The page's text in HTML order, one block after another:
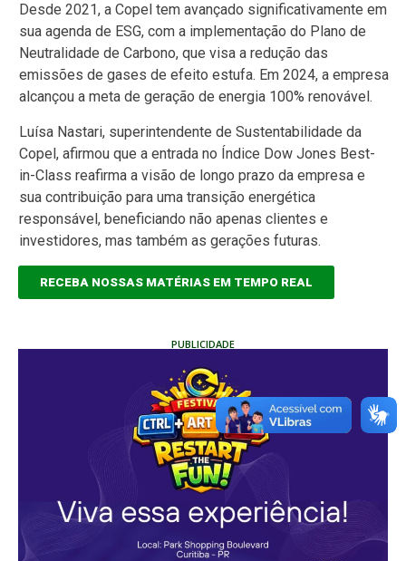
Desde 2021, a Copel tem avançado significativamente em
sua agenda de ESG, com a implementação do Plano de
Neutralidade de Carbono, que visa a redução das
emissões de gases de efeito estufa. Em 2024, a empresa
alcançou a meta de geração de energia 100% renovável.
Luísa Nastari, superintendente de Sustentabilidade da
Copel, afirmou que a entrada no Índice Dow Jones Best-
in-Class reafirma a visão de longo prazo da empresa e
sua contribuição para uma transição energética
responsável, beneficiando não apenas clientes e
investidores, mas também as gerações futuras.
RECEBA NOSSAS MATÉRIAS EM TEMPO REAL
PUBLICIDADE